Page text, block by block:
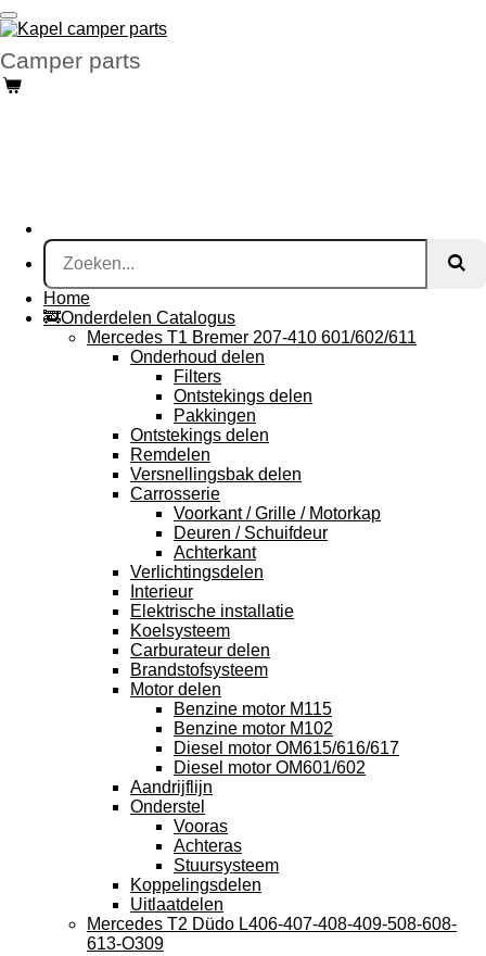
Ga
direct
naar
de
hoofdinhoud
Camper parts
Home
🚒Onderdelen Catalogus
Mercedes T1 Bremer 207-410 601/602/611
Onderhoud delen
Filters
Ontstekings delen
Pakkingen
Ontstekings delen
Remdelen
Versnellingsbak delen
Carrosserie
Voorkant / Grille / Motorkap
Deuren / Schuifdeur
Achterkant
Verlichtingsdelen
Interieur
Elektrische installatie
Koelsysteem
Carburateur delen
Brandstofsysteem
Motor delen
Benzine motor M115
Benzine motor M102
Diesel motor OM615/616/617
Diesel motor OM601/602
Aandrijflijn
Onderstel
Vooras
Achteras
Stuursysteem
Koppelingsdelen
Uitlaatdelen
Mercedes T2 Düdo L406-407-408-409-508-608-
613-O309